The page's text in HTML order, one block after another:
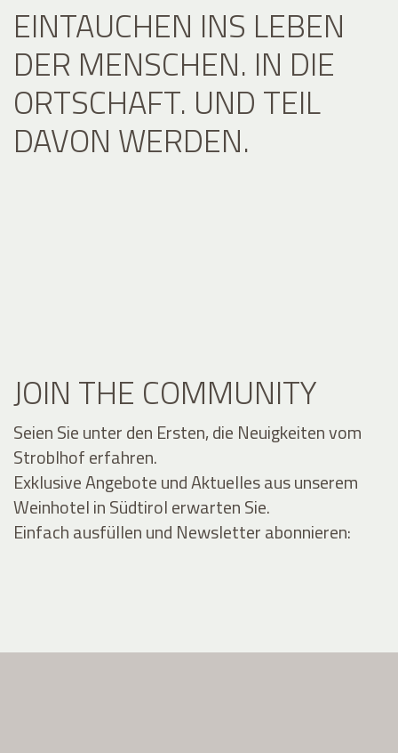
EINTAUCHEN INS LEBEN
DER MENSCHEN. IN DIE
ORTSCHAFT. UND TEIL
DAVON WERDEN.
JOIN THE COMMUNITY
Seien Sie unter den Ersten, die Neuigkeiten vom
Stroblhof erfahren.
Exklusive Angebote und Aktuelles aus unserem
Weinhotel in Südtirol erwarten Sie.
Einfach ausfüllen und Newsletter abonnieren: